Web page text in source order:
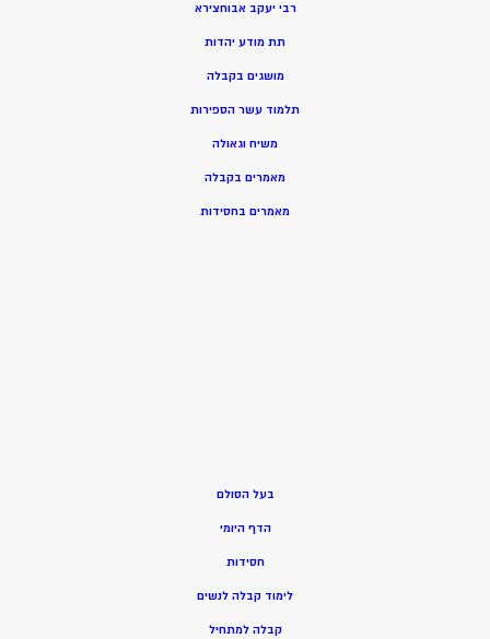
רבי יעקב אבוחצירא
תת מודע יהדות
מושגים בקבלה
תלמוד עשר הספירות
משיח וגאולה
מאמרים בקבלה
מאמרים בחסידות
בעל הסולם
הדף היומי
חסידות
לימוד קבלה לנשים
קבלה למתחיל